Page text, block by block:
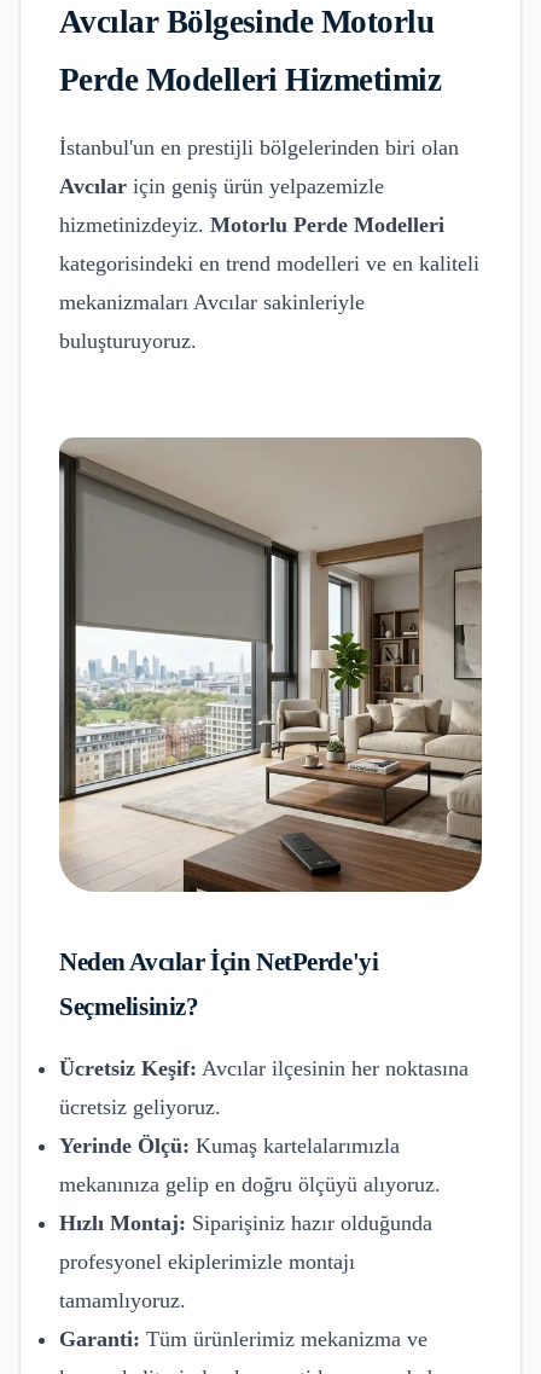
AvcılarBölgesinde Motorlu
Perde ModelleriHizmetimiz
İstanbul'un en prestijli bölgelerinden biri olan
Avcılar için geniş ürün yelpazemizle
hizmetinizdeyiz. Motorlu Perde Modelleri
kategorisindeki en trend modelleri ve en kaliteli
mekanizmaları Avcılar sakinleriyle
buluşturuyoruz.
NedenAvcılarİçin NetPerde'yi
Seçmelisiniz?
Ücretsiz Keşif: Avcılar ilçesinin her noktasına
ücretsiz geliyoruz.
Yerinde Ölçü: Kumaş kartelalarımızla
mekanınıza gelip en doğru ölçüyü alıyoruz.
Hızlı Montaj: Siparişiniz hazır olduğunda
profesyonel ekiplerimizle montajı
tamamlıyoruz.
Garanti: Tüm ürünlerimiz mekanizma ve